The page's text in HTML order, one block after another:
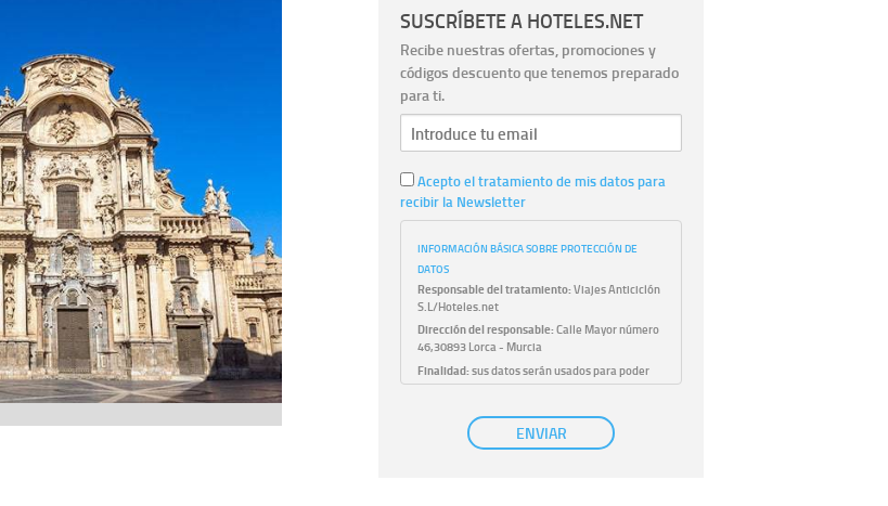
SUSCRÍBETE A HOTELES.NET
Recibe nuestras ofertas, promociones y
códigos descuento que tenemos preparado
para ti.
Acepto el tratamiento de mis datos para
recibir la Newsletter
INFORMACIÓN BÁSICA SOBRE PROTECCIÓN DE
DATOS
Responsable del tratamiento:Viajes Anticiclón
S.L/Hoteles.net
Dirección del responsable:Calle Mayor número
46,30893 Lorca - Murcia
Finalidad:sus datos serán usados para poder
atender sus solicitudes y prestarle nuestros
Publicidad: solo le enviaremos publicidad con su
autorización previa, que podrá facilitarnos
ENVIAR